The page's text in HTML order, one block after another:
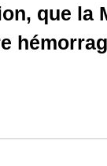
que la